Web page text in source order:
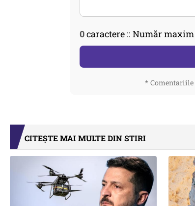
0caractere :: Număr maxim
*
CITEȘTE MAI MULTE DIN STIRI